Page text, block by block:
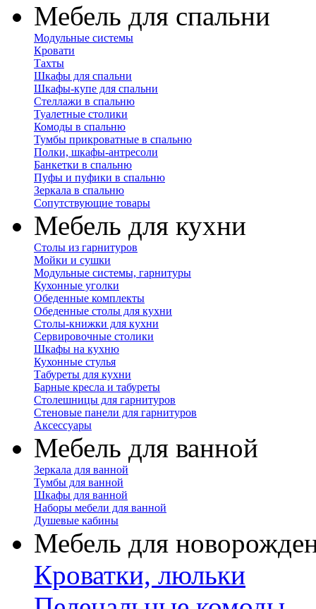
Мебель для спальни
Модульные системы
Кровати
Тахты
Шкафы для спальни
Шкафы-купе для спальни
Стеллажи в спальню
Туалетные столики
Комоды в спальню
Тумбы прикроватные в спальню
Полки, шкафы-антресоли
Банкетки в спальню
Пуфы и пуфики в спальню
Зеркала в спальню
Сопутствующие товары
Мебель для кухни
Столы из гарнитуров
Мойки и сушки
Модульные системы, гарнитуры
Кухонные уголки
Обеденные комплекты
Обеденные столы для кухни
Столы-книжки для кухни
Сервировочные столики
Шкафы на кухню
Кухонные стулья
Табуреты для кухни
Барные кресла и табуреты
Столешницы для гарнитуров
Стеновые панели для гарнитуров
Аксессуары
Мебель для ванной
Зеркала для ванной
Тумбы для ванной
Шкафы для ванной
Наборы мебели для ванной
Душевые кабины
Мебель для
Кроватки, люльки